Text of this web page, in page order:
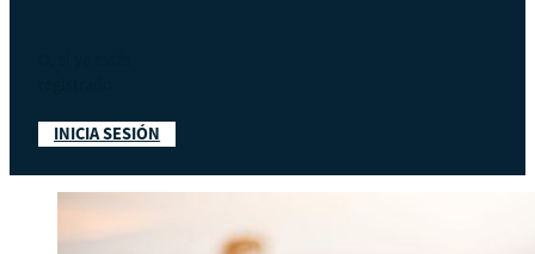
INICIA SESIÓN